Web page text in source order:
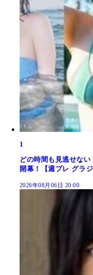
1
どの時間も見逃せな
開幕！【週プレ グラジ
2026年08月06日 20:00